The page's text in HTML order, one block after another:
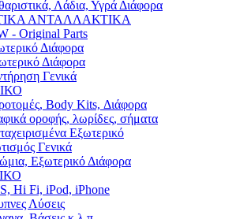
Λάδια, Υγρά Διάφορα
ΑΝΤΑΛΛΑΚΤΙΚΑ
- Original Parts
Διάφορα
Διάφορα
Γενικά
Body Kits, Διάφορα
οροφής, λωρίδες, σήματα
Εξωτερικό
Γενικά
Εξωτερικό Διάφορα
Hi Fi, iPod, iPhone
Λύσεις